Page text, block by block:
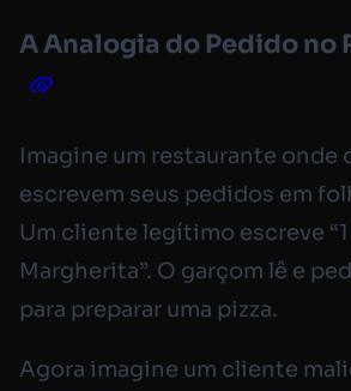
A Analogia do Pedido no
Imagine um restaurante onde
escrevem seus pedidos em
Um cliente legítimo escreve “1
Margherita”. O garçom lê e
para preparar uma pizza.
Agora imagine um cliente